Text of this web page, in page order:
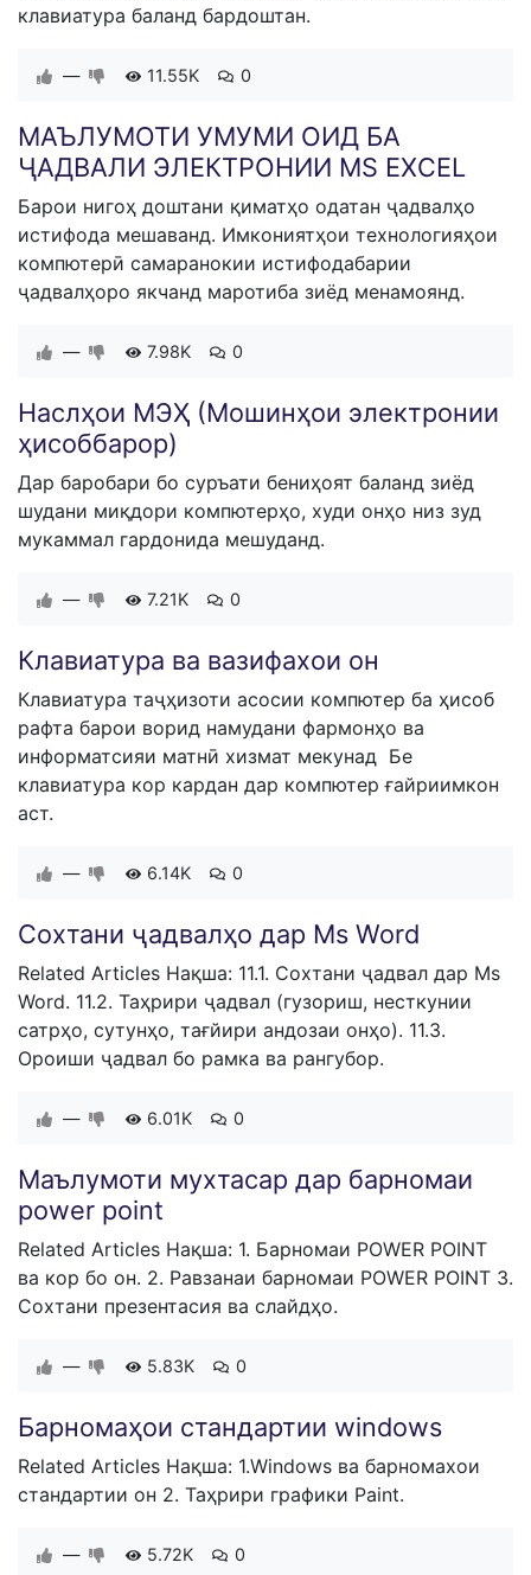
клавиатура баланд бардоштан.
— 11.55K 0
МАЪЛУМОТИ УМУМИ ОИД БА
ҶАДВАЛИ ЭЛЕКТРОНИИ MS EXCEL
Барои нигоҳ доштани қиматҳо одатан ҷадвалҳо
истифода мешаванд. Имкониятҳои технологияҳои
компютерӣ самаранокии истифодабарии
ҷадвалҳоро якчанд маротиба зиёд менамоянд.
— 7.98K 0
​Наслҳои МЭҲ (Мошинҳои электронии
ҳисоббарор)
Дар баробари бо суръати бениҳоят баланд зиёд
шудани миқдори компютерҳо, худи онҳо низ зуд
мукаммал гардонида мешуданд.
— 7.21K 0
Клавиатура ва вазифахои он
Клавиатура таҷҳизоти асосии компютер ба ҳисоб
рафта барои ворид намудани фармонҳо ва
информатсияи матнӣ хизмат мекунад Бе
клавиатура кор кардан дар компютер ғайриимкон
аст.
— 6.14K 0
Сохтани ҷадвалҳо дар Ms Word
Related Articles Нақша: 11.1. Сохтани ҷадвал дар Ms
Word. 11.2. Таҳрири ҷадвал (гузориш, несткунии
сатрҳо, сутунҳо, тағйири андозаи онҳо). 11.3.
Ороиши ҷадвал бо рамка ва рангубор.
— 6.01K 0
Маълумоти мухтасар дар барномаи
power point
Related Articles Нақша: 1. Барномаи POWER POINT
ва кор бо он. 2. Равзанаи барномаи POWER POINT 3.
Сохтани презентасия ва слайдҳо.
— 5.83K 0
Барномаҳои стандартии windows
Related Articles Нақша: 1.Windows ва барномахои
стандартии он 2. Таҳрири графики Paint.
— 5.72K 0